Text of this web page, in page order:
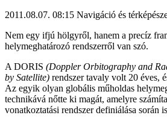
2011.08.07. 08:15 Navigáció és
Nem egy ifjú hölgyről, hanem a precíz
helymeghatározó rendszerről van szó.
A DORIS (Doppler Orbitography and
by Satellite) rendszer tavaly volt 20 éves,
Az egyik olyan globális műholdas
technikává nőtte ki magát, amelyre
vonatkoztatási rendszer definiálása során